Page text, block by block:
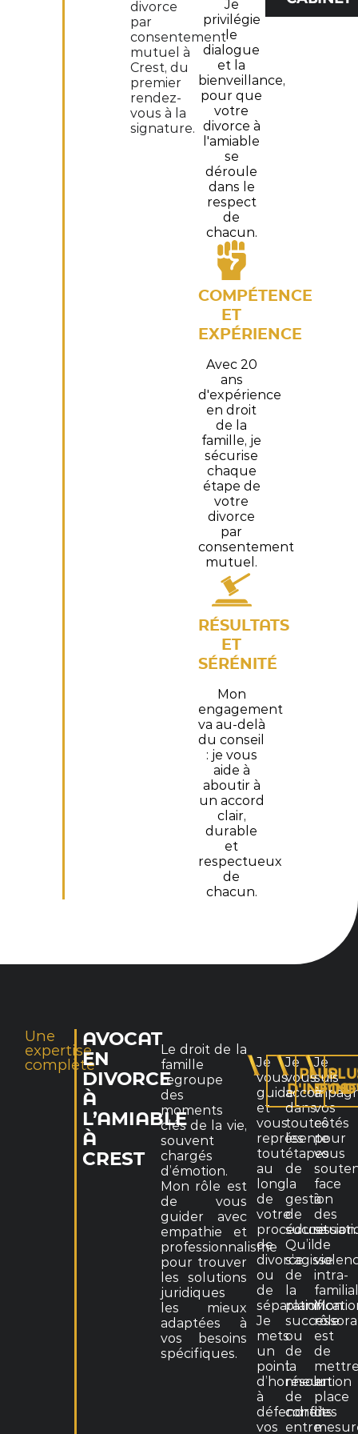
divorce
par
consentement
mutuel à
Crest, du
premier
rendez-
vous à la
signature.
Je
privilégie
le
dialogue
et la
bienveillance,
pour que
votre
divorce à
l'amiable
se
déroule
dans le
respect
de
chacun.
COMPÉTENCE
ET
EXPÉRIENCE
Avec 20
ans
d'expérience
en droit
de la
famille, je
sécurise
chaque
étape de
votre
divorce
par
consentement
mutuel.
RÉSULTATS
ET
SÉRÉNITÉ
Mon
engagement
va au-delà
du conseil
: je vous
aide à
aboutir à
un accord
clair,
durable
et
respectueux
de
chacun.
Une
expertise
complète
AVOCAT
EN
DIVORCE
À
L’AMIABLE
À
CREST
Le droit de la
famille
regroupe
des
moments
clés de la vie,
souvent
chargés
d’émotion.
Mon rôle est
de vous
guider avec
empathie et
professionnalisme
pour trouver
les solutions
juridiques
les mieux
adaptées à
vos besoins
spécifiques.
Je
vous
guide
et
vous
représente
tout
au
long
de
votre
procédure
de
divorce
ou
de
séparation.
Je
mets
un
point
d’honneur
à
défendre
vos
PLUS
D'INFOS
Je
vous
dans
toutes
les
étapes
de
la
gestion
de
succession.
Qu’il
s’agisse
de
la
ou
de
la
résolution
de
conflits
entre
Je
suis
à
vos
côtés
pour
vous
face
à
des
de
intra-
Mon
rôle
est
de
en
place
des